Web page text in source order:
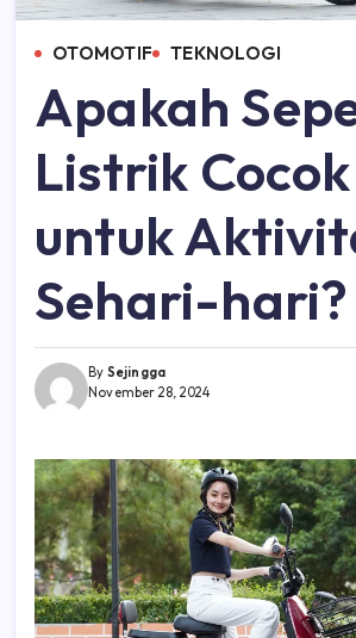
OTOMOTIF TEKNOLOGI
Apakah
Listrik Cocok
untuk
Sehari-hari?
By Sejingga
November 28, 2024